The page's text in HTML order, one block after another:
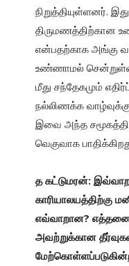
நிறுத்தியுள்ளனர்.
திருமணத்திற்கான
என்பதற்காக அங்கு
உண்ணாமல்
மீது சந்தேகமும்
நல்லிணக்க
இவை அந்த
வெகுவாக
த கட்டுமரன்:
காரியாலயத்திற்கு
எவ்வாறான? எத்தனை
அவற்றுக்கான